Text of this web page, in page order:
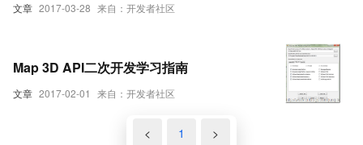
文章 2017-03-28 来自：开发者社区
文章 2017-02-01 来自：开发者社区
Map 3D API二次开发学习指南
< 1 >